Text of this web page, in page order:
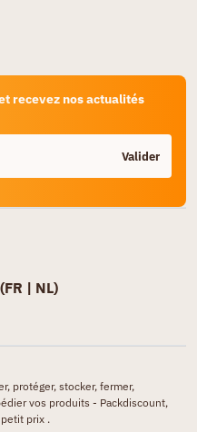
recevez nos actualités
Valider
FR | NL)
protéger, stocker, fermer,
vos produits - Packdiscount,
prix .